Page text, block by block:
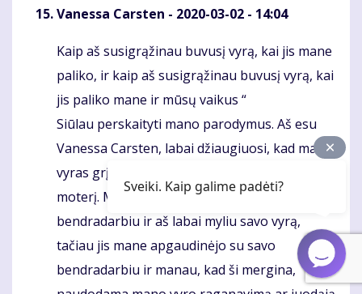
Vanessa Carsten - 2020-03-02 - 14:04
Komentaras
Kaip aš susigrąžinau buvusį vyrą, kai jis mane
paliko, ir kaip aš susigrąžinau buvusį vyrą, kai
jis paliko mane ir mūsų vaikus “
Siūlau perskaityti mano parodymus. Aš esu
Vanessa Carsten, labai džiaugiuosi, kad mano
vyras grįžo po to, kai paliko mane pas kitą
moterį. Mano vyras turėjo ryšių su
bendradarbiu ir aš labai myliu savo vyrą,
tačiau jis mane apgaudinėjo su savo
bendradarbiu ir manau, kad ši mergina,
Sveiki. Kaip galime padėti?